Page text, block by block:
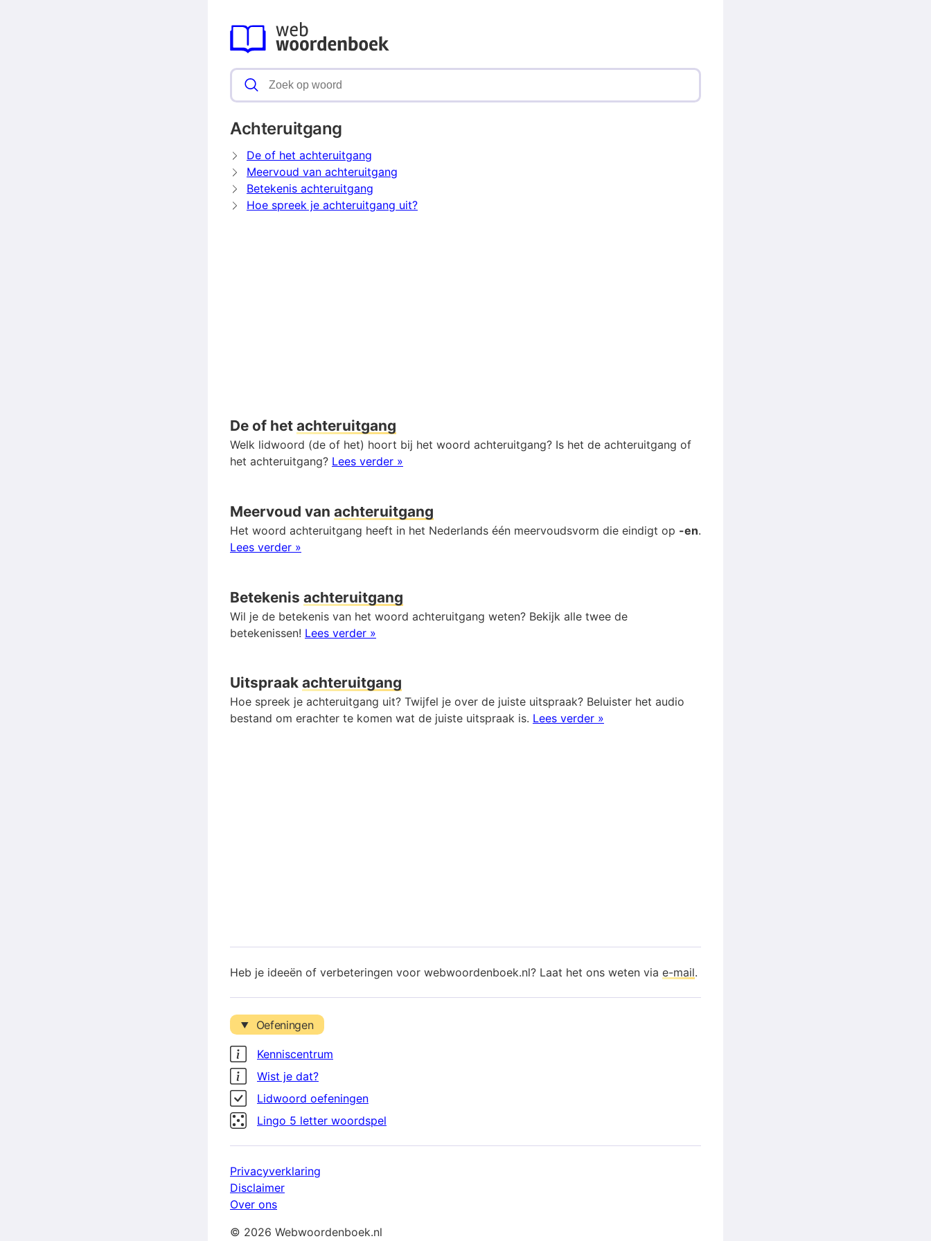
Achteruitgang
De of het achteruitgang
Meervoud van achteruitgang
Betekenis achteruitgang
Hoe spreek je achteruitgang uit?
De of het achteruitgang
Welk lidwoord (de of het) hoort bij het woord achteruitgang? Is het de achteruitgang of
het achteruitgang? Lees verder »
Meervoud van achteruitgang
Het woord achteruitgang heeft in het Nederlands één meervoudsvorm die eindigt op -en.
Lees verder »
Betekenis achteruitgang
Wil je de betekenis van het woord achteruitgang weten? Bekijk alle twee de
betekenissen! Lees verder »
Uitspraak achteruitgang
Hoe spreek je achteruitgang uit? Twijfel je over de juiste uitspraak? Beluister het audio
bestand om erachter te komen wat de juiste uitspraak is. Lees verder »
Heb je ideeën of verbeteringen voor webwoordenboek.nl? Laat het ons weten via e-mail.
Oefeningen
Kenniscentrum
Wist je dat?
Lidwoord oefeningen
Lingo 5 letter woordspel
Privacyverklaring
Disclaimer
Over ons
© 2026 Webwoordenboek.nl